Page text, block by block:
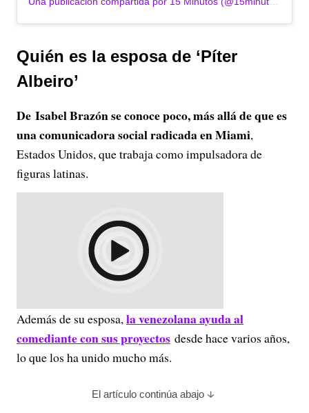
Quién es la esposa de ‘Píter
Albeiro’
De Isabel Brazón se conoce poco, más allá de que es
una comunicadora social radicada en Miami,
Estados Unidos, que trabaja como impulsadora de
figuras latinas.
Además de su esposa,la venezolana ayuda al
comediante con sus proyectos desde hace varios años,
lo que los ha unido mucho más.
El artículo continúa abajo